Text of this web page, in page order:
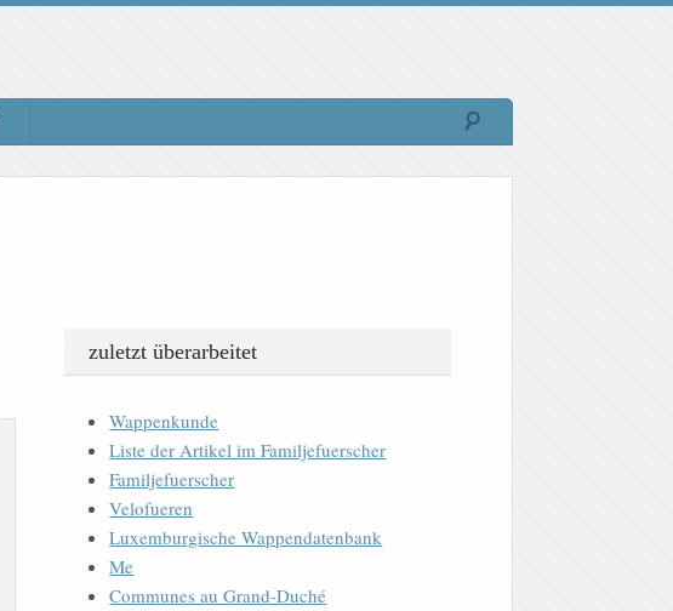
zuletzt überarbeitet
Wappenkunde
Liste der Artikel im Familjefuerscher
Familjefuerscher
Velofueren
Luxemburgische Wappendatenbank
Me
Communes au Grand-Duché